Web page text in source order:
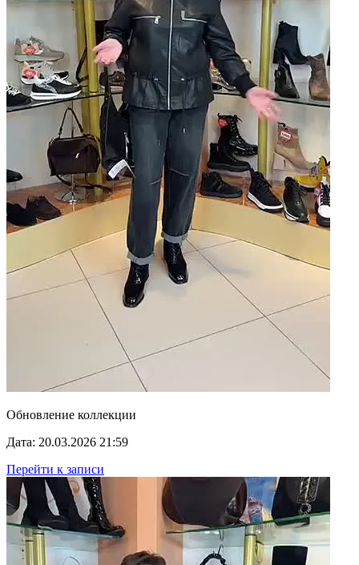
Обновление коллекции
Дата: 20.03.2026 21:59
Перейти к записи